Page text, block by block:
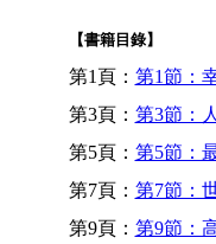
【書籍目錄】
第1頁： 第1節：
第3頁： 第3節：
第5頁： 第5節：
第7頁： 第7節：
第9頁： 第9節：